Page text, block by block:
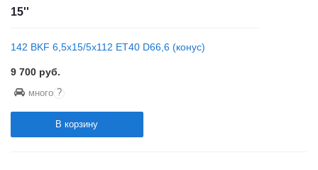
15''
142 BKF 6,5x15/5x112 ET40 D66,6 (конус)
9 700 руб.
много ?
В корзину